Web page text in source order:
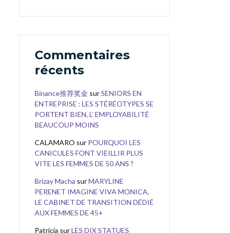
Commentaires
récents
Binance推荐奖金 surSENIORS EN
ENTREPRISE : LES STÉRÉOTYPES SE
PORTENT BIEN, L’ EMPLOYABILITÉ
BEAUCOUP MOINS
CALAMARO sur POURQUOI LES
CANICULES FONT VIEILLIR PLUS
VITE LES FEMMES DE 50 ANS ?
Brizay Macha surMARYLINE
PERENET IMAGINE VIVA MONICA,
LE CABINET DE TRANSITION DÉDIÉ
AUX FEMMES DE 45+
Patricia surLES DIX STATUES